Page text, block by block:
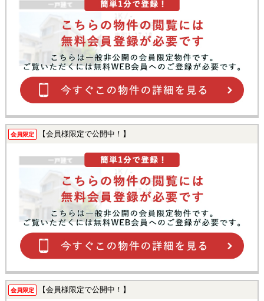
会員限定 【会員様限定で公開中！】
会員限定 【会員様限定で公開中！】